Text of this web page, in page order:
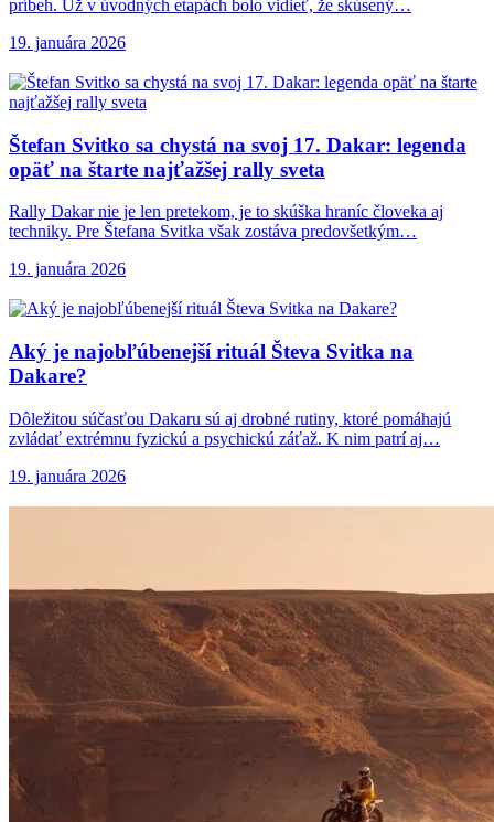
príbeh. Už v úvodných etapách bolo vidieť, že skúsený…
19. januára 2026
Štefan Svitko sa chystá na svoj 17. Dakar: legenda
opäť na štarte najťažšej rally sveta
Rally Dakar nie je len pretekom, je to skúška hraníc človeka aj
techniky. Pre Štefana Svitka však zostáva predovšetkým…
19. januára 2026
Aký je najobľúbenejšírituál Števa Svitka na
Dakare?
Dôležitou súčasťou Dakaru sú aj drobné rutiny, ktoré pomáhajú
zvládať extrémnu fyzickú a psychickú záťaž. K nim patrí aj…
19. januára 2026